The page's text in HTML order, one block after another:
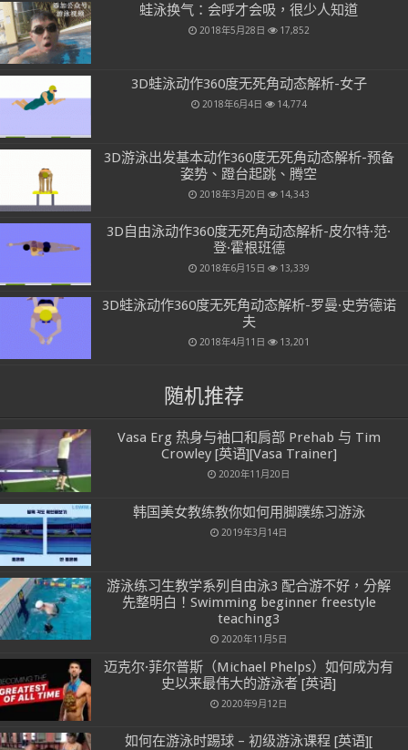
蛙泳换气：会呼才会吸，很少人知道
2018年5月28日 17,852
3D蛙泳动作360度无死角动态解析-女子
2018年6月4日 14,774
3D游泳出发基本动作360度无死角动态解析-预备
姿势、蹬台起跳、腾空
2018年3月20日 14,343
3D自由泳动作360度无死角动态解析-皮尔特·范·
登·霍根班德
2018年6月15日 13,339
3D蛙泳动作360度无死角动态解析-罗曼·史劳德诺
夫
2018年4月11日 13,201
随机推荐
Vasa Erg 热身与袖口和肩部 Prehab 与 Tim
Crowley [英语][Vasa Trainer]
2020年11月20日
韩国美女教练教你如何用脚蹼练习游泳
2019年3月14日
游泳练习生教学系列自由泳3 配合游不好，分解
先整明白！Swimming beginner freestyle
teaching3
2020年11月5日
迈克尔·菲尔普斯（Michael Phelps）如何成为有
史以来最伟大的游泳者 [英语]
2020年9月12日
如何在游泳时踢球 – 初级游泳课程 [英语][